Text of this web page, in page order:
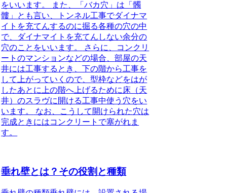
をいいます。
また、「バカ穴」は「髑
髏」とも言い、トンネル工事でダイナマ
イトを充てんするのに掘る各種の穴の中
で、ダイナマイトを充てんしない余分の
穴のことをいいます。
さらに、コンクリ
ートのマンションなどの場合、部屋の天
井には工事するとき、下の階から工事を
して上がっていくので、型枠などをはが
したあとに上の階へ上げるために床（天
井）のスラヴに開ける工事中使う穴をい
います。
なお、こうして開けられた穴は
完成ときにはコンクリートで塞がれま
す。
垂れ壁とは？その役割と種類